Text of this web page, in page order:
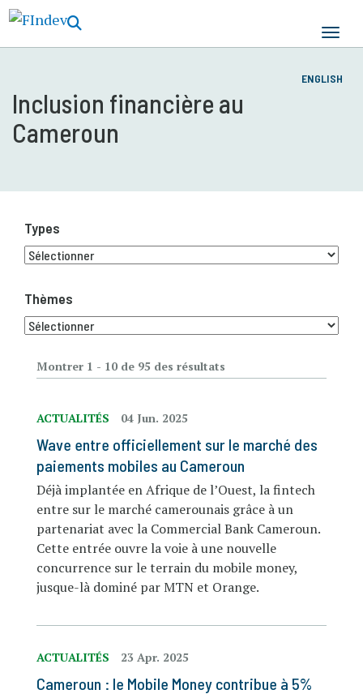
ENGLISH
Inclusion financière au
Cameroun
Types
Thèmes
Montrer 1 - 10 de 95 des résultats
ACTUALITÉS 04 Jun. 2025
Wave entre officiellement sur le marché des
paiements mobiles au Cameroun
Déjà implantée en Afrique de l’Ouest, la fintech
entre sur le marché camerounais grâce à un
partenariat avec la Commercial Bank Cameroun.
Cette entrée ouvre la voie à une nouvelle
concurrence sur le terrain du mobile money,
jusque-là dominé par MTN et Orange.
ACTUALITÉS 23 Apr. 2025
Cameroun : le Mobile Money contribue à 5%